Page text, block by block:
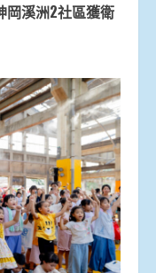
溪洲2社區獲衛